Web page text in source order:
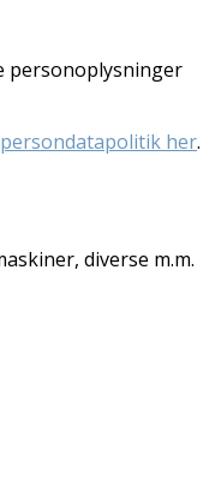
personoplysninger
persondatapolitik her.
diverse m.m.